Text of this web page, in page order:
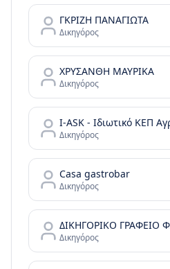
ΓΚΡΙΖΗ ΠΑΝΑΓΙΩΤΑ
Δικηγόρος
ΧΡΥΣΑΝΘΗ ΜΑΥΡΙΚΑ
Δικηγόρος
I-ASK - Ιδιωτικό ΚΕΠ
Δικηγόρος
Casa gastrobar
Δικηγόρος
Δικηγόρος